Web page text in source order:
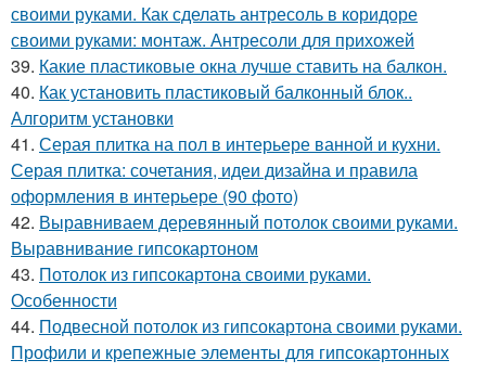
своими руками. Как сделать антресоль в коридоре
своими руками: монтаж. Антресоли для прихожей
39. Какие пластиковые окна лучше ставить на балкон.
40. Как установить пластиковый балконный блок..
Алгоритм установки
41. Серая плитка на пол в интерьере ванной и кухни.
Серая плитка: сочетания, идеи дизайна и правила
оформления в интерьере (90 фото)
42. Выравниваем деревянный потолок своими руками.
Выравнивание гипсокартоном
43. Потолок из гипсокартона своими руками.
Особенности
44. Подвесной потолок из гипсокартона своими руками.
Профили и крепежные элементы для гипсокартонных